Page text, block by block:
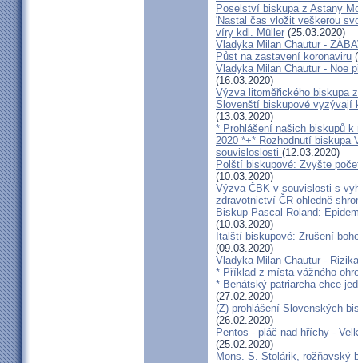
Poselství biskupa z Astany
'Nastal čas vložit veškerou
víry kdl. Müller (25.03.2020)
Vladyka Milan Chautur -
Půst na zastavení koronaviru
Vladyka Milan Chautur - Noe
(16.03.2020)
Výzva litoměřického biskupa
Slovenští biskupové vyzývají
(13.03.2020)
* Prohlášení našich biskupů
2020 *+* Rozhodnutí biskupa
souvisloslosti (12.03.2020)
Polští biskupové: Zvyšte
(10.03.2020)
Výzva ČBK v souvislosti s
zdravotnictví ČR ohledně
Biskup Pascal Roland:
(10.03.2020)
Italští biskupové: Zrušení
(09.03.2020)
Vladyka Milan Chautur -
* Příklad z místa vážného
* Benátský patriarcha chce
(27.02.2020)
(Z) prohlášení Slovenských
(26.02.2020)
Pentos - pláč nad hříchy -
(25.02.2020)
Mons. S. Stolárik, rožňavský